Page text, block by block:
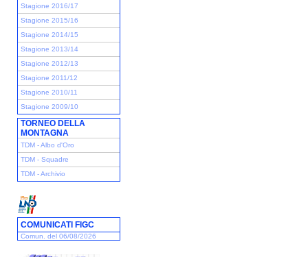
Stagione 2016/17
Stagione 2015/16
Stagione 2014/15
Stagione 2013/14
Stagione 2012/13
Stagione 2011/12
Stagione 2010/11
Stagione 2009/10
TORNEO DELLA
MONTAGNA
TDM - Albo d'Oro
TDM - Squadre
TDM - Archivio
COMUNICATI FIGC
Comun. del 06/08/2026